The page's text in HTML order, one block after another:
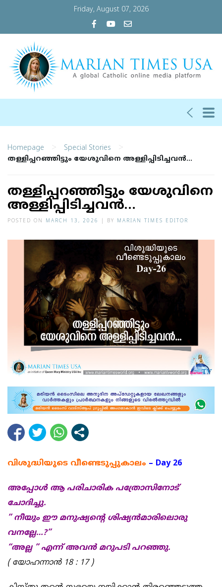
Friday, August 07, 2026
Homepage > Special Stories >
തള്ളിപ്പറഞ്ഞിട്ടും യേശുവിനെ അള്ളിപ്പിടിച്ചവന്‍…
തള്ളിപ്പറഞ്ഞിട്ടും യേശുവിനെ
അള്ളിപ്പിടിച്ചവന്‍…
POSTED ON MARCH 13, 2026 BY MARIAN TIMES EDITOR
വിശുദ്ധിയുടെ വീണ്ടെടുപ്പുകാലം – Day 26
അപ്പോൾ ആ പരിചാരിക പത്രോസിനോട്
ചോദിച്ചു.
” നീയും ഈ മനുഷ്യൻ്റെ ശിഷ്യൻമാരിലൊരു
വനല്ലേ…?”
“അല്ല ” എന്ന് അവൻ മറുപടി പറഞ്ഞു.
( യോഹന്നാൻ 18 : 17 )